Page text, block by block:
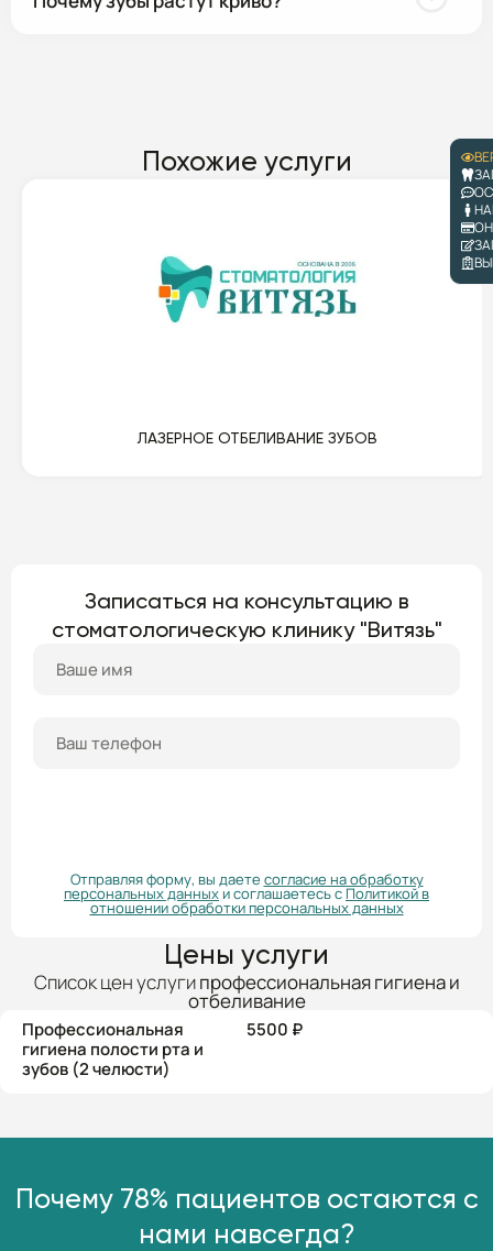
Похожие услуги
ЛАЗЕРНОЕ ОТБЕЛИВАНИЕ ЗУБОВ
Записаться на консультацию в
стоматологическую клинику "Витязь"
Отправляя форму, вы даете согласие на обработку
персональных данныхи соглашаетесь сПолитикой в
отношении обработки персональных данных
Цены услуги
Список цен услугипрофессиональная гигиена и
отбеливание
Профессиональная
гигиена полости рта и
зубов (2 челюсти)
5500 ₽
Почему 78% пациентов остаются с
нами навсегда?